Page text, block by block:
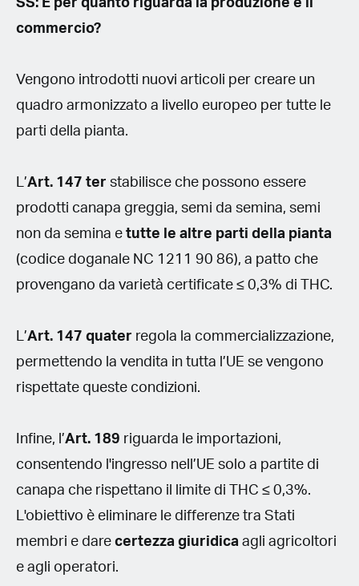
SS: E per quanto riguarda la produzione e il
commercio?
Vengono introdotti nuovi articoli per creare un
quadro armonizzato a livello europeo per tutte le
parti della pianta.
L’Art. 147 ter stabilisce che possono essere
prodotti canapa greggia, semi da semina, semi
non da semina e tutte le altre parti della pianta
(codice doganale NC 1211 90 86), a patto che
provengano da varietà certificate ≤ 0,3% di THC.
L’Art. 147 quater regola la commercializzazione,
permettendo la vendita in tutta l’UE se vengono
rispettate queste condizioni.
Infine, l’Art. 189 riguarda le importazioni,
consentendo l'ingresso nell’UE solo a partite di
canapa che rispettano il limite di THC ≤ 0,3%.
L'obiettivo è eliminare le differenze tra Stati
membri e dare certezza giuridica agli agricoltori
e agli operatori.